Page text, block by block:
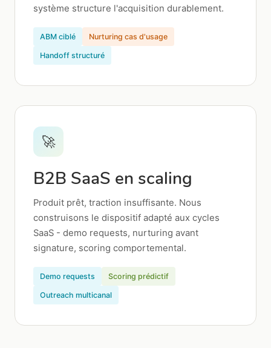
système structure l'acquisition durablement.
ABM ciblé Nurturing cas d'usage
Handoff structuré
🚀
B2B SaaS en scaling
Produit prêt, traction insuffisante. Nous
construisons le dispositif adapté aux cycles
SaaS - demo requests, nurturing avant
signature, scoring comportemental.
Demo requests Scoring prédictif
Outreach multicanal